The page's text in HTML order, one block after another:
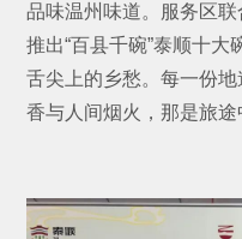
品味温州味道。服务区
推出“百县千碗”泰顺十
舌尖上的乡愁。每一份
香与人间烟火，那是旅途